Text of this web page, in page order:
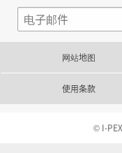
网站地图
使用条款
© I-